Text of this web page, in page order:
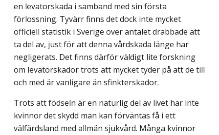
en levatorskada i samband med sin första
förlossning. Tyvärr finns det dock inte mycket
officiell statistik i Sverige över antalet drabbade att
ta del av, just för att denna vårdskada länge har
negligerats. Det finns därför väldigt lite forskning
om levatorskador trots att mycket tyder på att de till
och med är vanligare än sfinkterskador.
Trots att födseln är en naturlig del av livet har inte
kvinnor det skydd man kan förväntas få i ett
välfärdsland med allmän sjukvård. Många kvinnor